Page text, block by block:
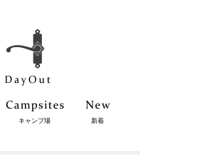
キャンプ場 新着